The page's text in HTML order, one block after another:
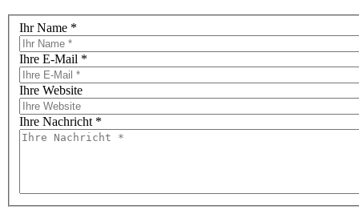
Ihr Name *
Ihre E-Mail *
Ihre Website
Ihre Nachricht *